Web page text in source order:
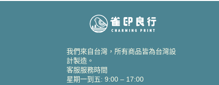
我們來自台灣，所有商品皆為台灣設
計製造。
客服服務時間
星期一到五: 9:00 – 17:00